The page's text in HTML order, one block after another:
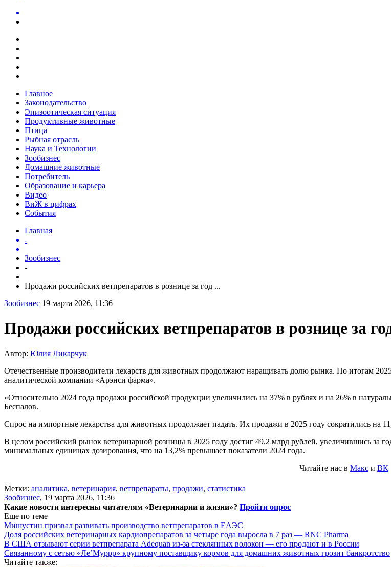
Главное
Законодательство
Эпизоотическая ситуация
Продуктивные животные
Птица
Рыбная отрасль
Наука и Технологии
Зообизнес
Домашние животные
Потребитель
Образование и карьера
Видео
ВиЖ в цифрах
События
Главная
-
Зообизнес
-
Продажи российских ветпрепаратов в рознице за год ...
Зообизнес 19 марта 2026, 11:36
Продажи российских ветпрепаратов в рознице за
Автор: Юлия Ликарчук
Отечественные производители лекарств для животных продолжают наращивать долю рынка. По итогам 2025
аналитической компании «Арэнси фарма».
«Относительно 2024 года продажи российской продукции увеличились на 37% в рублях и на 26% в
Беспалов.
Спрос на импортные лекарства для животных продолжает падать. Их продажи в 2025 году сократились на
В целом российский рынок ветеринарной розницы в 2025 году достиг 49,2 млрд рублей, увеличившись за
минимальных единицах дозирования, что на 13,2% превышает показатели 2024 года.
Читайте нас в Макс и ВК
Метки: аналитика, ветеринария, ветпрепараты, продажи, статистика
Зообизнес, 19 марта 2026, 11:36
Какие новости интересны читателям «Ветеринарии и жизни»? Пройти опрос
Еще по теме
Мишустин призвал развивать производство ветпрепаратов в ЕАЭС
Доля российских ветеринарных кардиопрепаратов за четыре года выросла в 7 раз — RNC Pharma
В США отзывают серии ветпрепарата Adequan из-за стеклянных волокон — его продают и в России
Связанному с сетью «Ле’Муррр» крупному поставщику кормов для домашних животных грозит банкротство
Читайте также: